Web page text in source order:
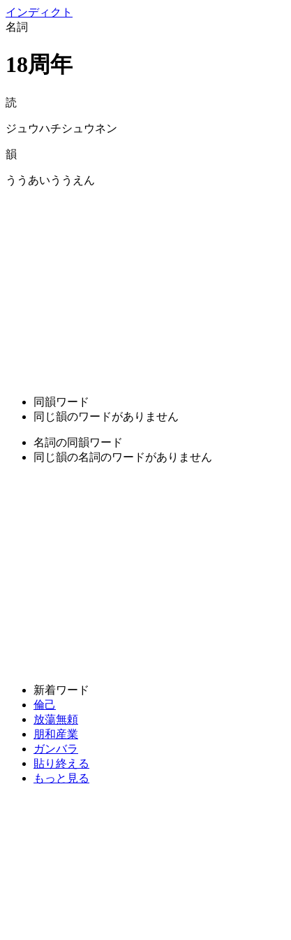
インディクト
名詞
18周年
読
ジュウハチシュウネン
韻
ううあいううえん
同韻ワード
同じ韻のワードがありません
名詞の同韻ワード
同じ韻の名詞のワードがありません
新着ワード
倫己
放蕩無頼
朋和産業
ガンバラ
貼り終える
もっと見る